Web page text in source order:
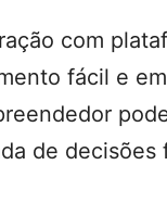
com
fácil e
de decisões